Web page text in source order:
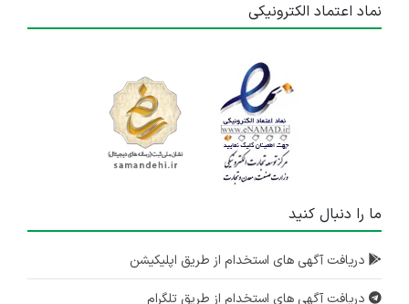
نماد اعتماد الکترونیکی
ما را دنبال کنید
دریافت آگهی های استخدام از طریق اپلیکیشن
دریافت آگهی های استخدام از طریق تلگرام